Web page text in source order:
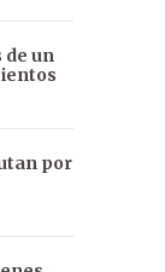
de un
por